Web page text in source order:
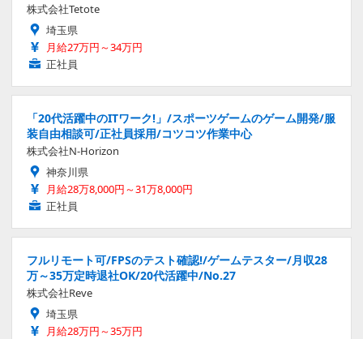
株式会社Tetote
埼玉県
月給27万円～34万円
正社員
「20代活躍中のITワーク!」/スポーツゲームのゲーム開発/服
装自由相談可/正社員採用/コツコツ作業中心
株式会社N-Horizon
神奈川県
月給28万8,000円～31万8,000円
正社員
フルリモート可/FPSのテスト確認!/ゲームテスター/月収28
万～35万定時退社OK/20代活躍中/No.27
株式会社Reve
埼玉県
月給28万円～35万円